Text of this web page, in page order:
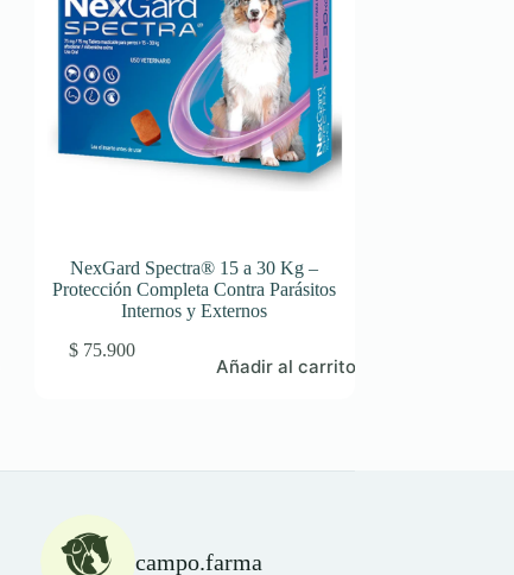
NexGard Spectra® 15 a 30 Kg –
Protección Completa Contra Parásitos
Internos y Externos
$ 75.900
Añadir al carrito
campo.farma